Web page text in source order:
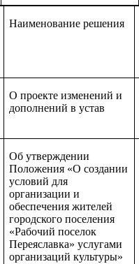
Наименование решения
О проекте изменений и
дополнений в устав
Об утверждении
Положения «О создании
условий для
организации и
обеспечения жителей
городского поселения
«Рабочий поселок
Переяславка» услугами
организаций культуры»